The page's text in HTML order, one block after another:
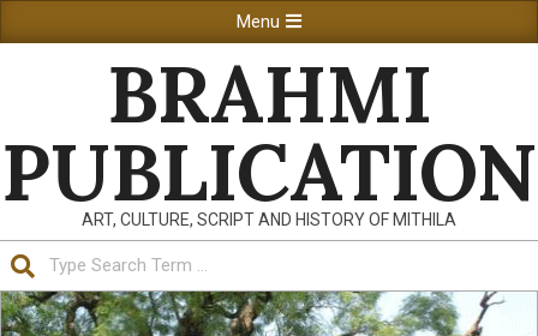
to
Navigation
Menu
BRAHMI
PUBLICATION
ART, CULTURE, SCRIPT AND HISTORY OF MITHILA